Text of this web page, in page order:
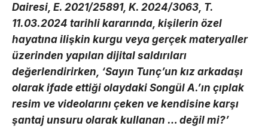
Dairesi, E. 2021/25891, K. 2024/3063, T.
11.03.2024 tarihli kararında, kişilerin özel
hayatına ilişkin kurgu veya gerçek materyaller
üzerinden yapılan dijital saldırıları
değerlendirirken, ‘Sayın Tunç’un kız arkadaşı
olarak ifade ettiği olaydaki Songül A.’ın çıplak
resim ve videolarını çeken ve kendisine karşı
şantaj unsuru olarak kullanan … değil mi?’